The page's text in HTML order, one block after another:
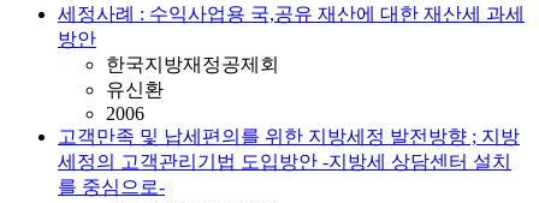
세정사례 : 수익사업용 국,공유 재산에 대한 재산세 과세
방안
한국지방재정공제회
유신환
2006
고객만족 및 납세편의를 위한 지방세정 발전방향 ; 지방
세정의 고객관리기법 도입방안 -지방세 상담센터 설치
를 중심으로-